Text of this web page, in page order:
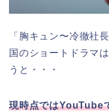
「 胸キュン〜冷徹社
国のショートドラマ
うと・・・
現時点ではYouTube